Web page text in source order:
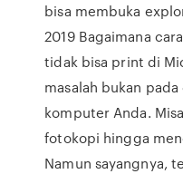
bisa membuka
2019 Bagaimana
tidak bisa print di
masalah bukan
komputer Anda.
fotokopi hingga
Namun sayangnya,